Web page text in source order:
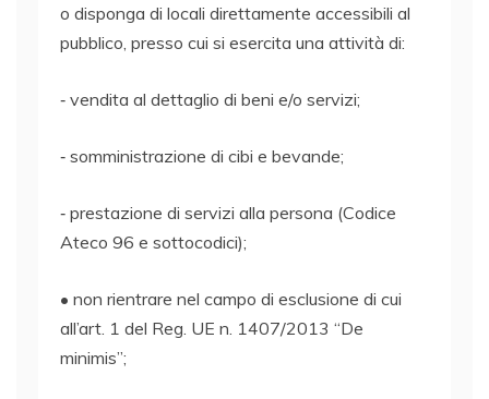
o disponga di locali direttamente accessibili al
pubblico, presso cui si esercita una attività di:
‐ vendita al dettaglio di beni e/o servizi;
‐ somministrazione di cibi e bevande;
‐ prestazione di servizi alla persona (Codice
Ateco 96 e sottocodici);
• non rientrare nel campo di esclusione di cui
all’art. 1 del Reg. UE n. 1407/2013 “De
minimis”;